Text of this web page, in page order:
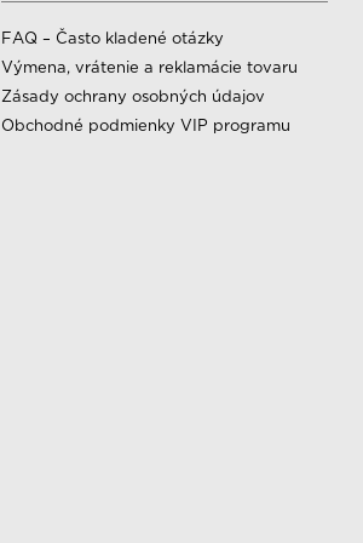
FAQ – Často kladené otázky
Výmena, vrátenie a reklamácie tovaru
Zásady ochrany osobných údajov
Obchodné podmienky VIP programu